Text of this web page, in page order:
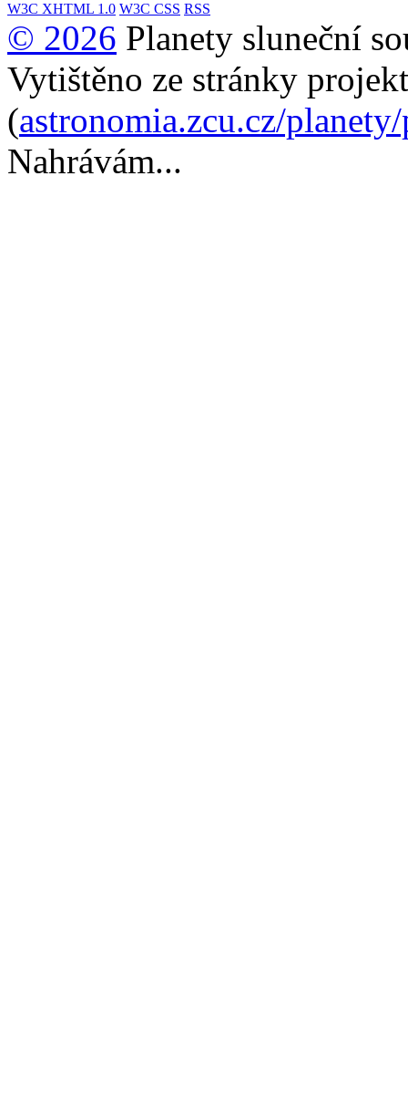
W3C XHTML 1.0 W3C CSS RSS
© 2026 Planety sluneční
Vytištěno ze stránky
(astronomia.zcu.cz/
Nahrávám...